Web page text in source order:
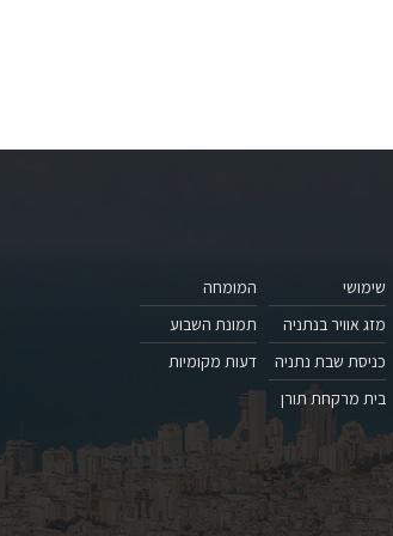
שימושי
מזג אוויר בנתניה
כניסת שבת נתניה
בית מרקחת תורן
המומחה
תמונת השבוע
דעות מקומיות